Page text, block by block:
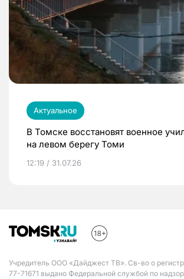
Актуальное
В Томске восстановят военное
на левом берегу Томи
12:19 / 31.07.26
Учредитель ООО «Дайджест ТВ». Св-во о
77-71671 выдано Федеральной службой по